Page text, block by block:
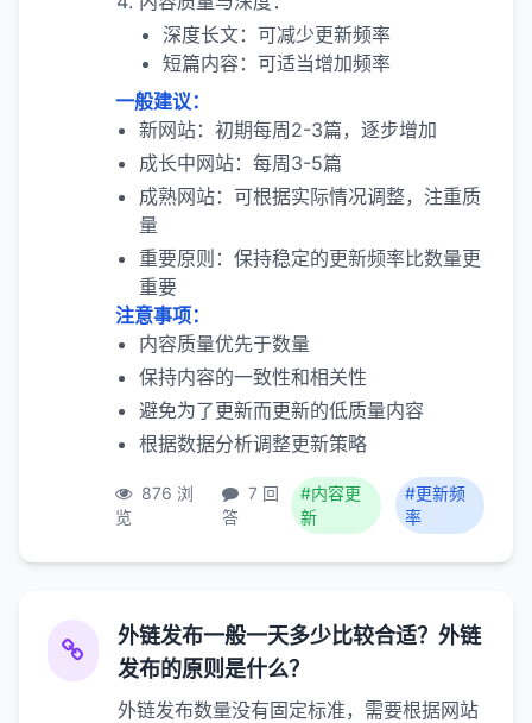
深度长文：可减少更新频率
短篇内容：可适当增加频率
一般建议：
新网站：初期每周2-3篇，逐步增加
成长中网站：每周3-5篇
成熟网站：可根据实际情况调整，注重质
量
重要原则：保持稳定的更新频率比数量更
重要
注意事项：
内容质量优先于数量
保持内容的一致性和相关性
避免为了更新而更新的低质量内容
根据数据分析调整更新策略
876 浏
览
7 回
答
#内容更
新
#更新频
率
外链发布一般一天多少比较合适？外链
发布的原则是什么？
外链发布数量没有固定标准，需要根据网站